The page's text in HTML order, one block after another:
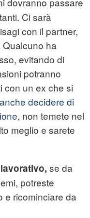
Ci sarà
con il partner,
ha
evitando di
potranno
con un ex che si
decidere di
, non temete nel
meglio e sarete
se da
potreste
e ricominciare da